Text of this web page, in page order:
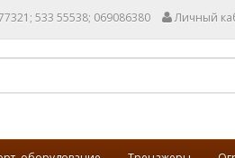
533 55538; 069086380 Личный